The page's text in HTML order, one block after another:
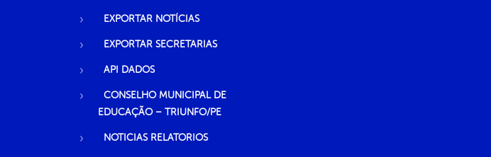
EXPORTAR NOTÍCIAS
EXPORTAR SECRETARIAS
API DADOS
CONSELHO MUNICIPAL DE
EDUCAÇÃO – TRIUNFO/PE
NOTICIAS RELATORIOS